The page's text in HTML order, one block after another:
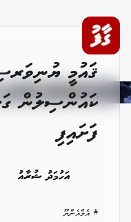
ޤައުމީ
ކައުންސިލުން
ފަށައިފި
އަހުމަދު ޝުރާއު
# އެމްއެންޔޫ